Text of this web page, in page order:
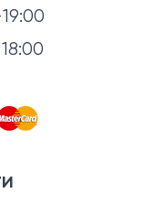
комоди
й обмін